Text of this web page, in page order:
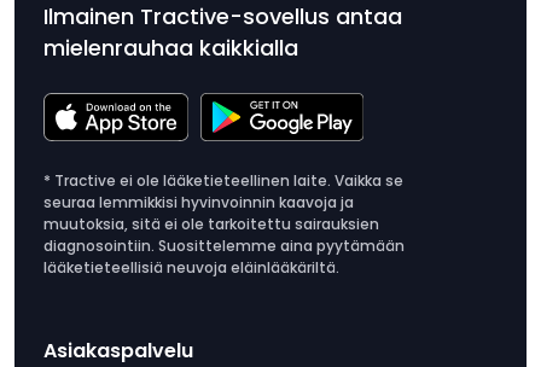
Ilmainen Tractive-sovellus antaa
mielenrauhaa kaikkialla
* Tractive ei ole lääketieteellinen laite. Vaikka se
seuraa lemmikkisi hyvinvoinnin kaavoja ja
muutoksia, sitä ei ole tarkoitettu sairauksien
diagnosointiin. Suosittelemme aina pyytämään
lääketieteellisiä neuvoja eläinlääkäriltä.
Asiakaspalvelu